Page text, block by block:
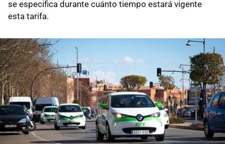
se especifica durante cuánto tiempo estará vigente
esta tarifa.